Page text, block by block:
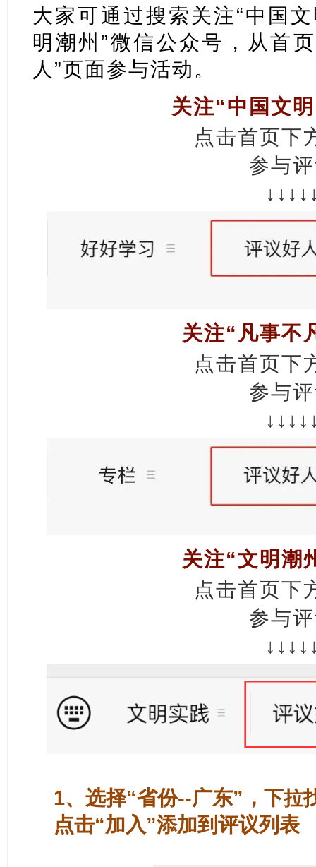
大家可通过搜索关注“中国
明潮州”微信公众号，从首
人”页面参与活动。
关注“中国文
点击首页下
参与
关注“凡事不
点击首页下
参与
关注“文明潮
点击首页下
参与
1、选择“省份--广东”，下拉
点击“加入”添加到评议列表